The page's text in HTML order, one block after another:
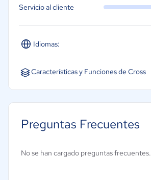
Idiomas:
Español
Servicio al cliente
Características y Funciones de Cross
Gestión de clientes
Preguntas Frecuentes
No se han cargado preguntas frecuentes.